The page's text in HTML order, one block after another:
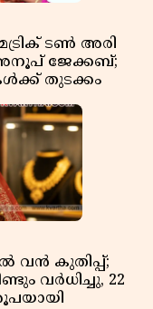
ടൺ അരി
അനൂപ് ജേക്കബ്;
തുടക്കം
വൻ കുതിപ്പ്;
വർധിച്ചു, 22